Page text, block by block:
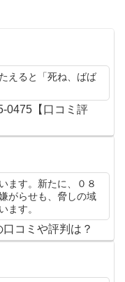
えると「死ね、ばば
0475【口コミ評
ます。新たに、０８
がらせも、脅しの域
ます。
コミや評判は？